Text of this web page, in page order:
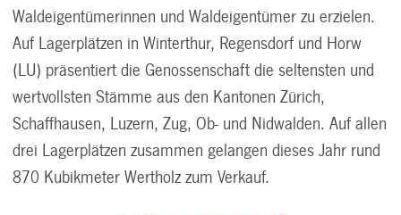
Waldeigentümerinnen und Waldeigentümer zu erzielen.
Auf Lagerplätzen in Winterthur, Regensdorf und Horw
(LU) präsentiert die Genossenschaft die seltensten und
wertvollsten Stämme aus den Kantonen Zürich,
Schaffhausen, Luzern, Zug, Ob- und Nidwalden. Auf allen
drei Lagerplätzen zusammen gelangen dieses Jahr rund
870 Kubikmeter Wertholz zum Verkauf.